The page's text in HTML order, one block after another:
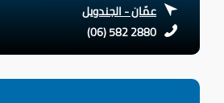
عمّان - الجندويل
(06) 582 2880